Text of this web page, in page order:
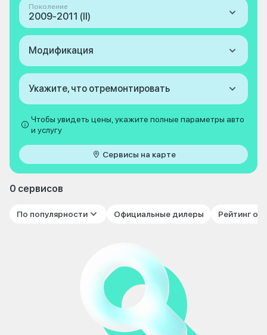
Поколение
2009-2011 (II)
Модификация
Укажите, что отремонтировать
Чтобы увидеть цены, укажите полные параметры авто
и услугу
Сервисы на карте
0 сервисов
По популярности Официальные дилеры Рейтинг